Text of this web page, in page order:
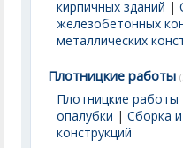
кирпичных зданий |
железобетонных
металлических
Плотницкие работы
Плотницкие работы
опалубки |Сборка
конструкций